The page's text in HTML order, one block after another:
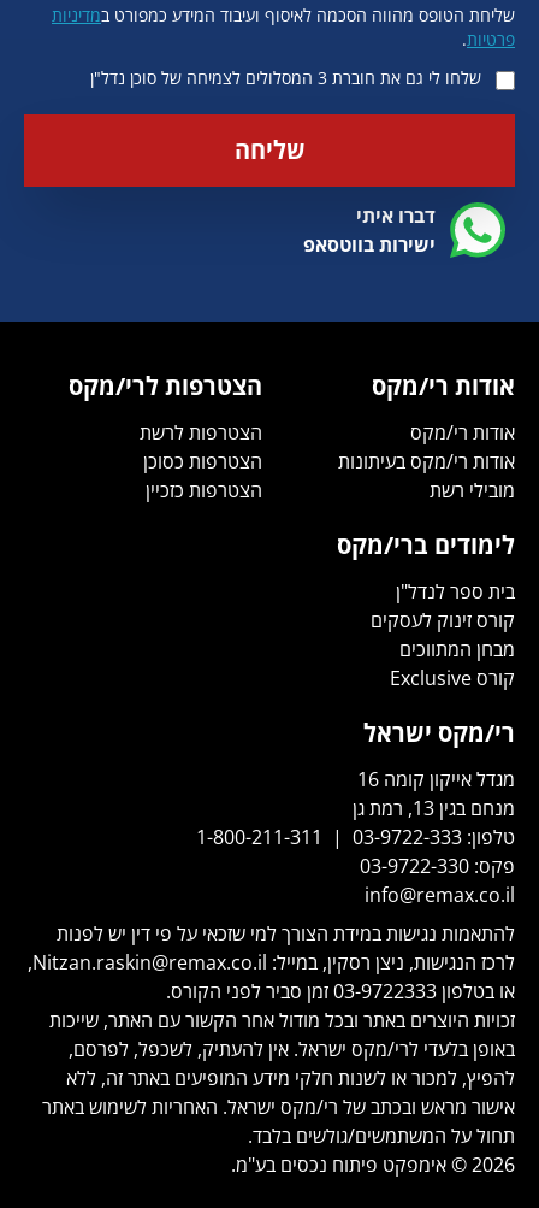
שליחת הטופס מהווה הסכמה לאיסוף ועיבוד המידע כמפורט במדיניות
פרטיות.
שלחו לי גם את חוברת 3 המסלולים לצמיחה של סוכן נדל"ן
דברו איתי
ישירות בווטסאפ
שליחה
אודות רי/מקס
אודות רי/מקס
אודות רי/מקס בעיתונות
מובילי רשת
הצטרפות לרי/מקס
הצטרפות לרשת
הצטרפות כסוכן
הצטרפות כזכיין
לימודים ברי/מקס
בית ספר לנדל"ן
קורס זינוק לעסקים
מבחן המתווכים
קורס Exclusive
רי/מקס ישראל
מגדל אייקון קומה 16
מנחם בגין 13, רמת גן
טלפון: 03-9722-333
|
1-800-211-311
פקס: 03-9722-330
info@remax.co.il
להתאמות נגישות במידת הצורך למי שזכאי על פי דין יש לפנות
לרכז הנגישות, ניצן רסקין, במייל: Nitzan.raskin@remax.co.il
,
או בטלפון 03-9722333זמן סביר לפני הקורס.
זכויות היוצרים באתר ובכל מודול אחר הקשור עם האתר, שייכות
באופן בלעדי לרי/מקס ישראל. אין להעתיק, לשכפל, לפרסם,
להפיץ, למכור או לשנות חלקי מידע המופיעים באתר זה, ללא
אישור מראש ובכתב של רי/מקס ישראל. האחריות לשימוש באתר
תחול על המשתמשים/גולשים בלבד.
2026 © אימפקט פיתוח נכסים בע"מ.